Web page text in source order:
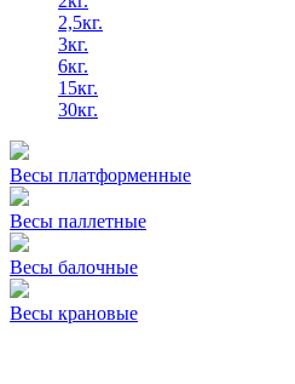
2,5кг.
3кг.
6кг.
15кг.
30кг.
Весы платформенные
Весы паллетные
Весы балочные
Весы крановые